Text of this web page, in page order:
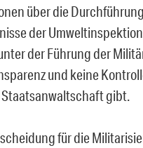
über die
der
der Führung der
und keine
gibt.
für die